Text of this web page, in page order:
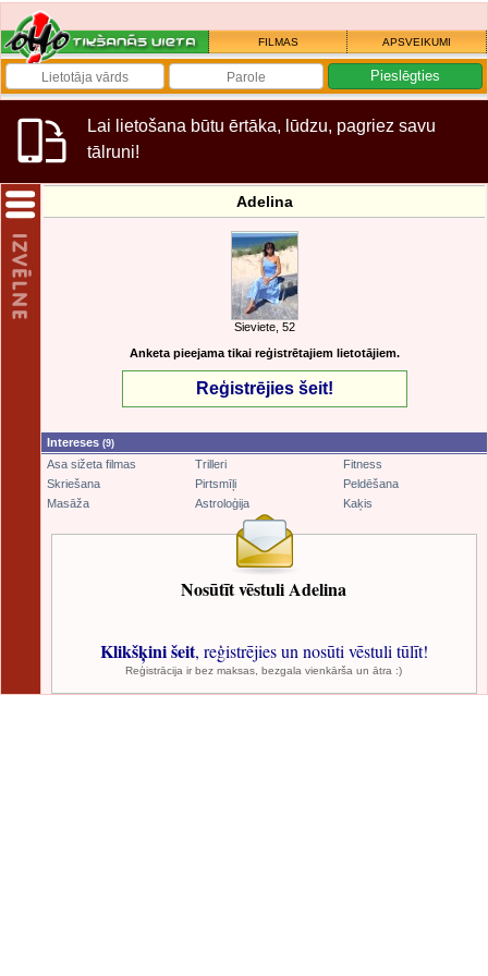
FILMAS APSVEIKUMI
Lai lietošana būtu ērtāka, lūdzu, pagriez savu
tālruni!
Adelina
Sieviete, 52
Anketa pieejama tikai reģistrētajiem lietotājiem.
Reģistrējies šeit!
Intereses (9)
Asa sižeta filmas Trilleri
Fitness
Skriešana
Pirtsmīļi
Peldēšana
Masāža
Astroloģija Kaķis
Nosūtīt vēstuli Adelina
Klikšķini šeit, reģistrējies un nosūti vēstuli tūlīt!
Reģistrācija ir bez maksas, bezgala vienkārša un ātra :)